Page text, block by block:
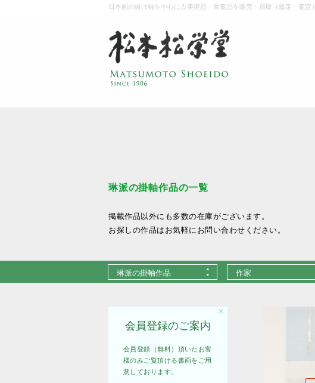
日本画の掛け軸を中心に古美術品・骨董品を販売・買取（鑑定・査定）
琳派の掛軸作品の一覧
掲載作品以外にも多数の在庫がございます。
お探しの作品はお気軽にお問い合わせください。
琳派の掛軸作品 作家
会員登録のご案内
会員登録（無料）頂いたお客
様のみご覧頂ける書画をご用
意しております。
✕